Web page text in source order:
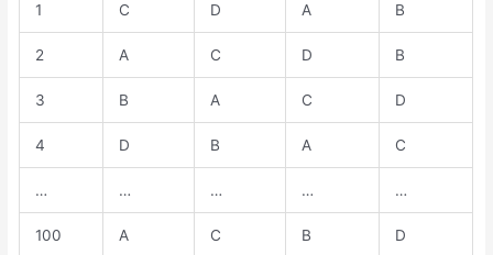
1 C D A B
2 A C D B
3 B A C D
4 D B A C
… … … … …
100 A C B D